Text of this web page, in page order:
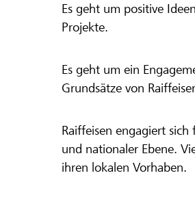
Es geht um positive
Projekte.
Es geht um ein
Grundsätze von
Raiffeisen engagiert
und nationaler Ebene.
ihren lokalen Vorhaben.